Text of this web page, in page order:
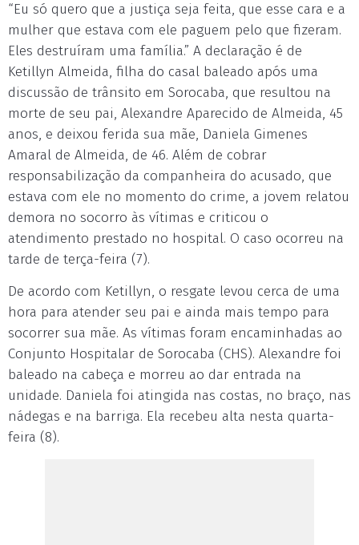
“Eu só quero que a justiça seja feita, que esse cara e a
mulher que estava com ele paguem pelo que fizeram.
Eles destruíram uma família.” A declaração é de
Ketillyn Almeida, filha do casal baleado após uma
discussão de trânsito em Sorocaba, que resultou na
morte de seu pai, Alexandre Aparecido de Almeida, 45
anos, e deixou ferida sua mãe, Daniela Gimenes
Amaral de Almeida, de 46. Além de cobrar
responsabilização da companheira do acusado, que
estava com ele no momento do crime, a jovem relatou
demora no socorro às vítimas e criticou o
atendimento prestado no hospital. O caso ocorreu na
tarde de terça-feira (7).
De acordo com Ketillyn, o resgate levou cerca de uma
hora para atender seu pai e ainda mais tempo para
socorrer sua mãe. As vítimas foram encaminhadas ao
Conjunto Hospitalar de Sorocaba (CHS). Alexandre foi
baleado na cabeça e morreu ao dar entrada na
unidade. Daniela foi atingida nas costas, no braço, nas
nádegas e na barriga. Ela recebeu alta nesta quarta-
feira (8).